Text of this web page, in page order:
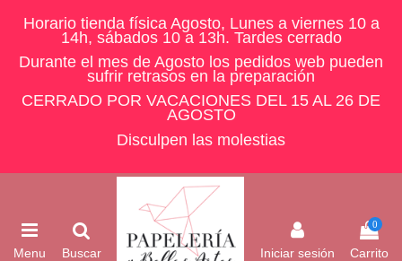
Horario tienda física Agosto, Lunes a viernes 10 a
14h, sábados 10 a 13h. Tardes cerrado
Durante el mes de Agosto los pedidos web pueden
sufrir retrasos en la preparación
CERRADO POR VACACIONES DEL 15 AL 26 DE
AGOSTO
Disculpen las molestias
Menu Buscar Iniciar sesión
0
Carrito